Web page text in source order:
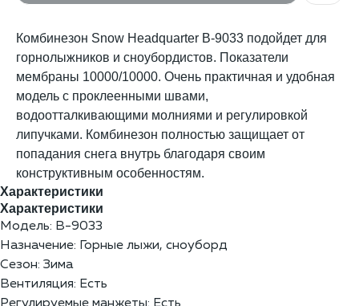
Комбинезон Snow Headquarter B-9033 подойдет для
горнолыжников и сноубордистов. Показатели
мембраны 10000/10000. Очень практичная и удобная
модель с проклеенными швами,
водоотталкивающими молниями и регулировкой
липучками. Комбинезон полностью защищает от
попадания снега внутрь благодаря своим
конструктивным особенностям.
Характеристики
Характеристики
Модель: B-9033
Назначение: Горные лыжи, сноуборд
Сезон: Зима
Вентиляция: Есть